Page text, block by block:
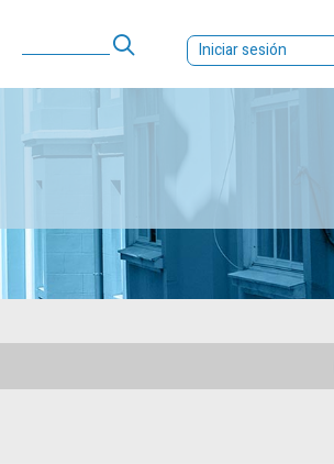
Iniciar sesión